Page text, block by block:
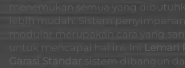
menemukan semua yang
lebih mudah. Sistem
modular merupakan cara yang
untuk mencapai hal ini. Ini
sistem dibangun